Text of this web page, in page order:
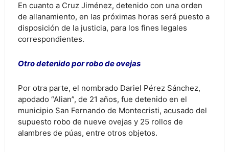
En cuanto a Cruz Jiménez, detenido con una orden
de allanamiento, en las próximas horas será puesto a
disposición de la justicia, para los fines legales
correspondientes.
Otro detenido por robo de ovejas
Por otra parte, el nombrado Dariel Pérez Sánchez,
apodado “Alian”, de 21 años, fue detenido en el
municipio San Fernando de Montecristi, acusado del
supuesto robo de nueve ovejas y 25 rollos de
alambres de púas, entre otros objetos.